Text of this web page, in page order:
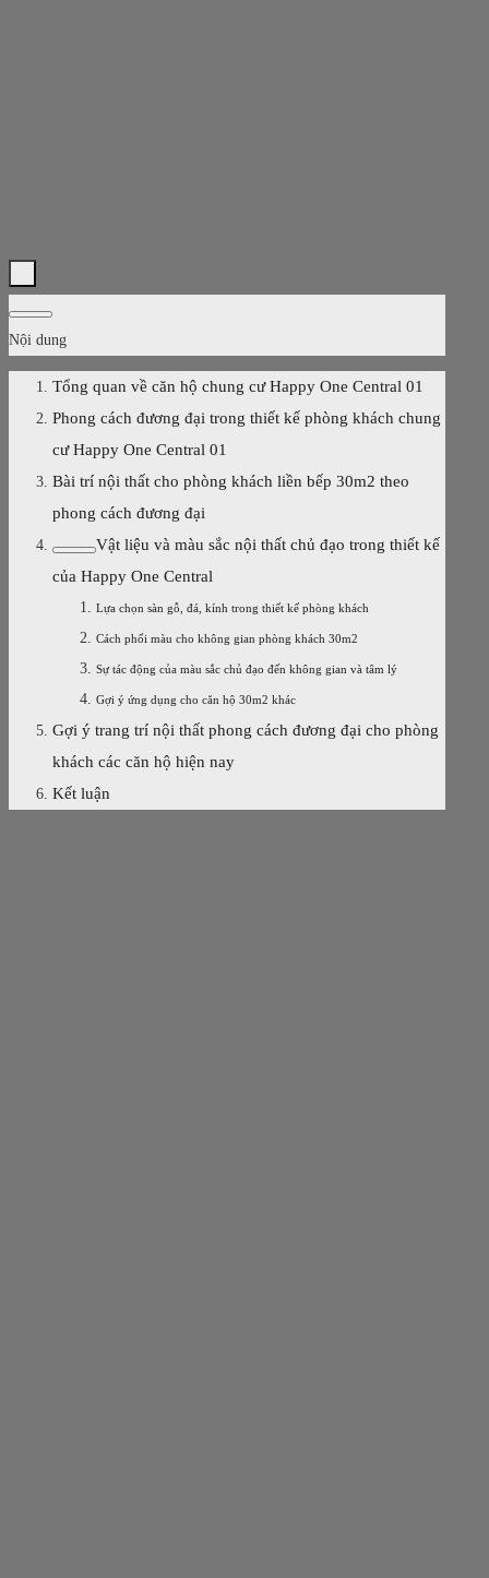
Nội dung
Tổng quan về căn hộ chung cư Happy One Central 01
Phong cách đương đại trong thiết kế phòng khách chung
cư Happy One Central 01
Bài trí nội thất cho phòng khách liền bếp 30m2 theo
phong cách đương đại
Vật liệu và màu sắc nội thất chủ đạo trong thiết kế
của Happy One Central
Lựa chọn sàn gỗ, đá, kính trong thiết kế phòng khách
Cách phối màu cho không gian phòng khách 30m2
Sự tác động của màu sắc chủ đạo đến không gian và tâm lý
Gợi ý ứng dụng cho căn hộ 30m2 khác
Gợi ý trang trí nội thất phong cách đương đại cho phòng
khách các căn hộ hiện nay
Kết luận